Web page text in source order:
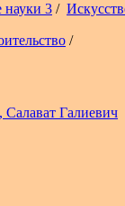
3 /
/
Галиевич